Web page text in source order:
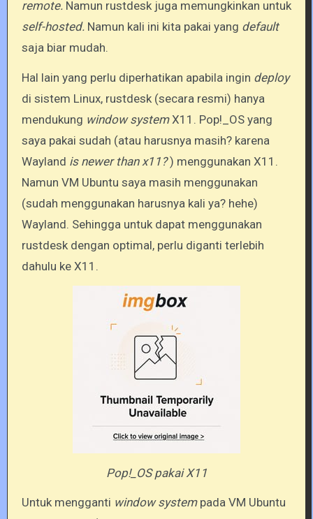
remote. Namun rustdesk juga memungkinkan untuk
self-hosted. Namun kali ini kita pakai yang default
saja biar mudah.
Hal lain yang perlu diperhatikan apabila ingin deploy
di sistem Linux, rustdesk (secara resmi) hanya
mendukung window systemX11. Pop!_OS yang
saya pakai sudah (atau harusnya masih? karena
Wayland is newer than x11?) menggunakan X11.
Namun VM Ubuntu saya masih menggunakan
(sudah menggunakan harusnya kali ya? hehe)
Wayland. Sehingga untuk dapat menggunakan
rustdesk dengan optimal, perlu diganti terlebih
dahulu ke X11.
Pop!_OS pakai X11
Untuk mengganti window systempada VM Ubuntu